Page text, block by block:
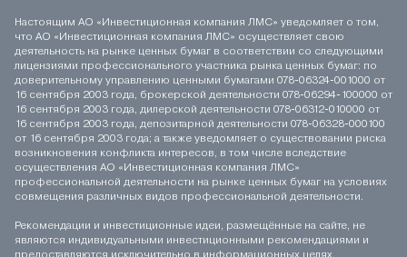
Настоящим АО «Инвестиционная компания ЛМС» уведомляет о том,
что АО «Инвестиционная компания ЛМС» осуществляет свою
деятельность на рынке ценных бумаг в соответствии со следующими
лицензиями профессионального участника рынка ценных бумаг: по
доверительному управлению ценными бумагами 078-06324-001000 от
16 сентября 2003 года, брокерской деятельности 078-06294-100000 от
16 сентября 2003 года, дилерской деятельности 078-06312-010000 от
16 сентября 2003 года, депозитарной деятельности 078-06328-000100
от 16 сентября 2003 года; а также уведомляет о существовании риска
возникновения конфликта интересов, в том числе вследствие
осуществления АО «Инвестиционная компания ЛМС»
профессиональной деятельности на рынке ценных бумаг на условиях
совмещения различных видов профессиональной деятельности.
Рекомендации и инвестиционные идеи, размещённые на сайте, не
являются индивидуальными инвестиционными рекомендациями и
предоставляются исключительно в информационных целях.